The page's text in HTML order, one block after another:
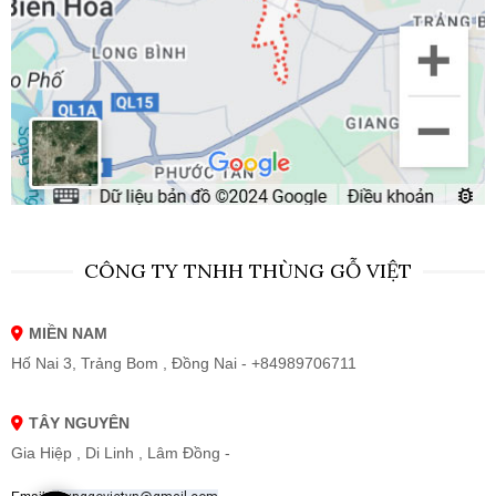
CÔNG TY TNHH THÙNG GỖ VIỆT
MIỀN NAM
Hố Nai 3, Trảng Bom , Đồng Nai - +84989706711
TÂY NGUYÊN
Gia Hiệp , Di Linh , Lâm Đồng -